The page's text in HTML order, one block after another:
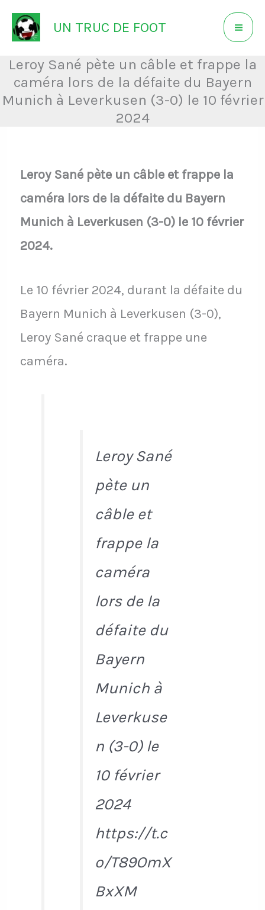
Aller
au
contenu
UN TRUC DE FOOT
Leroy Sané pète un câble et frappe la
caméra lors de la défaite du Bayern
Munich à Leverkusen (3-0) le 10 février
2024
Leroy Sané pète un câble et frappe la
caméra lors de la défaite du Bayern
Munich à Leverkusen (3-0) le 10 février
2024.
Le 10 février 2024, durant la défaite du
Bayern Munich à Leverkusen (3-0),
Leroy Sané craque et frappe une
caméra.
Leroy Sané
pète un
câble et
frappe la
caméra
lors de la
défaite du
Bayern
Munich à
Leverkuse
n (3-0) le
10 février
2024
https://t.c
o/T89OmX
BxXM